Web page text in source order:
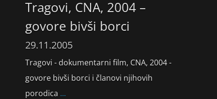
Tragovi, CNA, 2004 –
govore bivši borci
29.11.2005
Tragovi - dokumentarni film, CNA, 2004 -
govore bivši borci i članovi njihovih
porodica ...